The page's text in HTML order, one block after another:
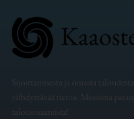
Sijoittamisesta ja omasta
viihdyttävää tietoa. Missiona
talousosaamista!